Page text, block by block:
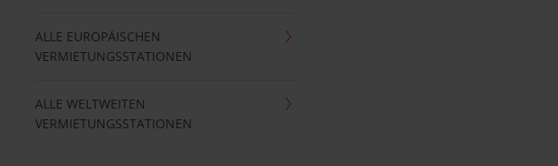
ALLE EUROPÄISCHEN
VERMIETUNGSSTATIONEN
ALLE WELTWEITEN
VERMIETUNGSSTATIONEN